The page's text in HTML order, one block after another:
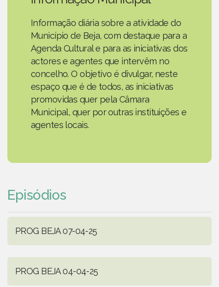
Informação diária sobre a atividade do
Município de Beja, com destaque para a
Agenda Cultural e para as iniciativas dos
actores e agentes que intervêm no
concelho. O objetivo é divulgar, neste
espaço que é de todos, as iniciativas
promovidas quer pela Câmara
Municipal, quer por outras instituições e
agentes locais.
Episódios
PROG BEJA 07-04-25
PROG BEJA 04-04-25